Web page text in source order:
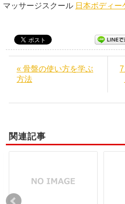
マッサージスクール 日本ボディー
« 骨盤の使い方を学ぶ
方法
関連記事